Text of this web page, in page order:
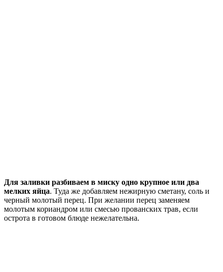
Для заливки разбиваем в миску одно крупное или два
мелких яйца. Туда же добавляем нежирную сметану, соль и
черный молотый перец. При желании перец заменяем
молотым кориандром или смесью прованских трав, если
острота в готовом блюде нежелательна.